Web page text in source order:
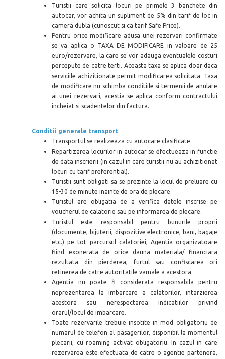
Turistii care solicita locuri pe primele 3 banchete din
autocar, vor achita un supliment de 5% din tarif de loc in
camera dubla (cunoscut si ca tarif Safe Price).
Pentru orice modificare adusa unei rezervari confirmate
se va aplica o TAXA DE MODIFICARE in valoare de 25
euro/rezervare, la care se vor adauga eventualele costuri
percepute de catre terti. Aceasta taxa se aplica doar daca
serviciile achizitionate permit modificarea solicitata. Taxa
de modificare nu schimba conditiile si termenii de anulare
ai unei rezervari, acestia se aplica conform contractului
incheiat si scadentelor din factura.
Conditii generale transport
Transportul se realizeaza cu autocare clasificate.
Repartizarea locurilor in autocar se efectueaza in functie
de data inscrierii (in cazul in care turistii nu au achizitionat
locuri cu tarif preferential).
Turistii sunt obligati sa se prezinte la locul de preluare cu
15-30 de minute inainte de ora de plecare.
Turistul are obligatia de a verifica datele inscrise pe
voucherul de calatorie sau pe informarea de plecare.
Turistul este responsabil pentru bunurile proprii
(documente, bijuterii, dispozitive electronice, bani, bagaje
etc.) pe tot parcursul calatoriei, Agentia organizatoare
fiind exonerata de orice dauna materiala/ financiara
rezultata din pierderea, furtul sau confiscarea ori
retinerea de catre autoritatile vamale a acestora.
Agentia nu poate fi considerata responsabila pentru
neprezentarea la imbarcare a calatorilor, intarzierea
acestora sau nerespectarea indicatiilor privind
orarul/locul de imbarcare.
Toate rezervarile trebuie insotite in mod obligatoriu de
numarul de telefon al pasagerilor, disponibil la momentul
plecarii, cu roaming activat obligatoriu. In cazul in care
rezervarea este efectuata de catre o agentie partenera,